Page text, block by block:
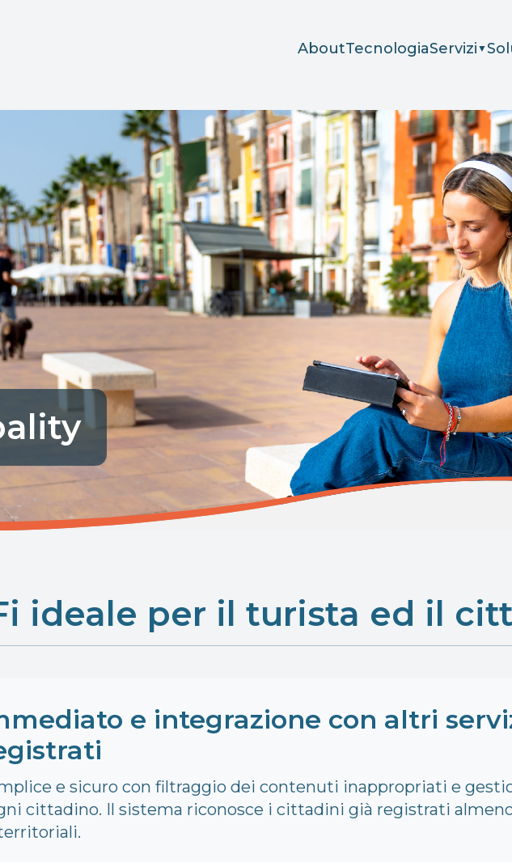
AboutTecnologiaServizi ▼
ideale per il turista ed il
e integrazione con altri
e sicuro con filtraggio dei contenuti inappropriati e
cittadino. Il sistema riconosce i cittadini già registrati